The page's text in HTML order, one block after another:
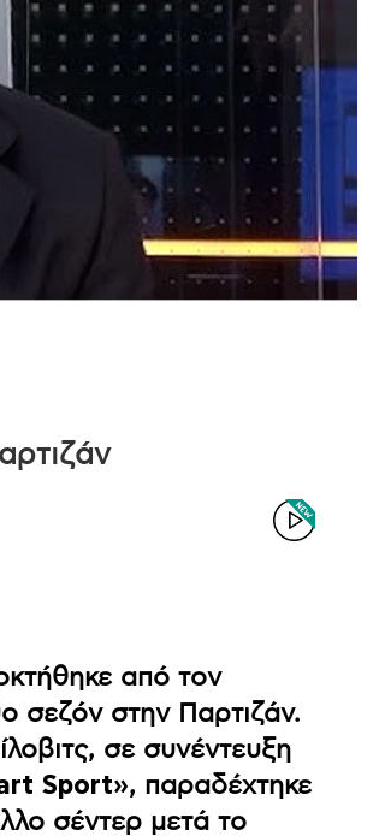
από τον
σεζόν στην Παρτιζάν.
σε συνέντευξη
Sport», παραδέχτηκε
σέντερ μετά το